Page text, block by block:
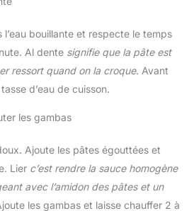
l’eau bouillante et respecte le temps
Al dente signifie que la pâte est
ressort quand on la croque. Avant
d’eau de cuisson.
les gambas
Ajoute les pâtes égouttées et
Lier c’est rendre la sauce homogène
avec l’amidon des pâtes et un
les gambas et laisse chauffer 2 à